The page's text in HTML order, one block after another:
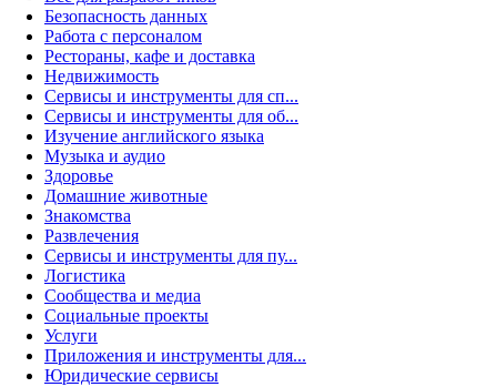
Безопасность данных
Работа с персоналом
Рестораны, кафе и доставка
Недвижимость
Сервисы и инструменты для сп...
Сервисы и инструменты для об...
Изучение английского языка
Музыка и аудио
Здоровье
Домашние животные
Знакомства
Развлечения
Сервисы и инструменты для пу...
Логистика
Сообщества и медиа
Социальные проекты
Услуги
Приложения и инструменты для...
Юридические сервисы